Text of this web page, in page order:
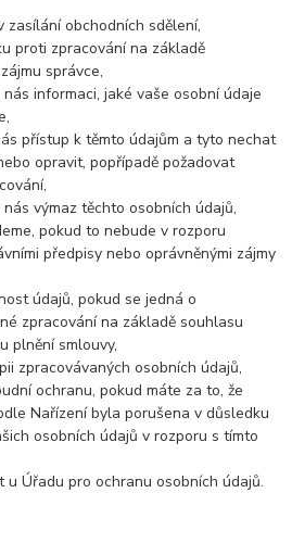
zasílání obchodních sdělení,
proti zpracování na základě
správce,
informaci, jaké vaše osobní údaje
přístup k těmto údajům a tyto nechat
opravit, popřípadě požadovat
výmaz těchto osobních údajů,
pokud to nebude v rozporu
předpisy nebo oprávněnými zájmy
údajů, pokud se jedná o
zpracování na základě souhlasu
plnění smlouvy,
zpracovávaných osobních údajů,
ochranu, pokud máte za to, že
Nařízení byla porušena v důsledku
osobních údajů v rozporu s tímto
u Úřadu pro ochranu osobních údajů.